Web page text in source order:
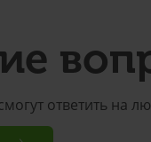
ответить на